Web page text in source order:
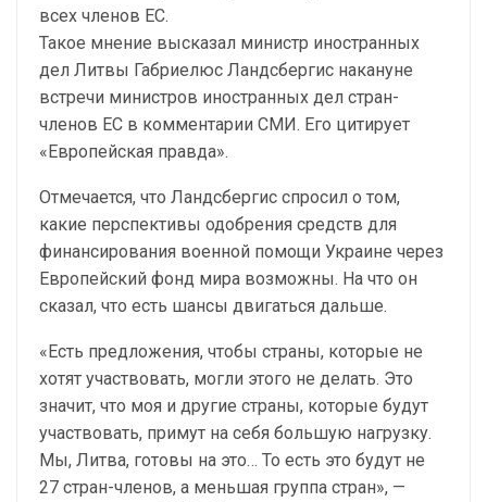
всех членов ЕС.
Такое мнение высказал министр иностранных
дел Литвы Габриелюс Ландсбергис накануне
встречи министров иностранных дел стран-
членов ЕС в комментарии СМИ. Его цитирует
«Европейская правда».
Отмечается, что Ландсбергис спросил о том,
какие перспективы одобрения средств для
финансирования военной помощи Украине через
Европейский фонд мира возможны. На что он
сказал, что есть шансы двигаться дальше.
«Есть предложения, чтобы страны, которые не
хотят участвовать, могли этого не делать. Это
значит, что моя и другие страны, которые будут
участвовать, примут на себя большую нагрузку.
Мы, Литва, готовы на это… То есть это будут не
27 стран-членов, а меньшая группа стран», —